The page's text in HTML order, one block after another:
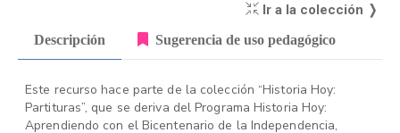
Ir a la colección ❭
Descripción Sugerencia de uso pedagógico
Este recurso hace parte de la colección “Historia Hoy:
Partituras”, que se deriva del Programa Historia Hoy:
Aprendiendo con el Bicentenario de la Independencia,